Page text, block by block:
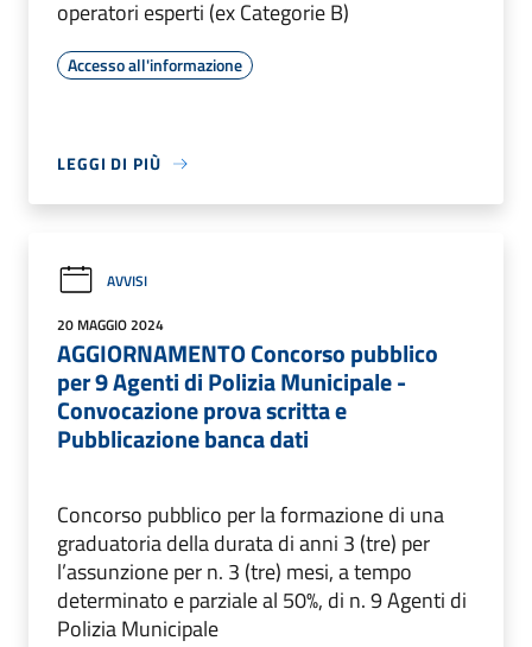
operatori esperti (ex Categorie B)
Accesso all'informazione
LEGGI DI PIÙ
AVVISI
20 MAGGIO 2024
AGGIORNAMENTO Concorso pubblico
per 9 Agenti di Polizia Municipale -
Convocazione prova scritta e
Pubblicazione banca dati
Concorso pubblico per la formazione di una
graduatoria della durata di anni 3 (tre) per
l’assunzione per n. 3 (tre) mesi, a tempo
determinato e parziale al 50%, di n. 9 Agenti di
Polizia Municipale